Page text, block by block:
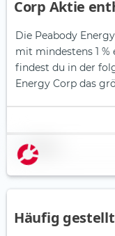
Corp Aktie
Die Peabody
mit mindestens 1 %
findest du in der
Energy Corp das
Name
Häufig